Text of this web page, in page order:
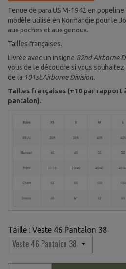
Tenue de para US M-1942 en
modèle utilisé en Normandie pour le
aux poches et aux genoux.
Tailles françaises.
Livrée avec un insigne 82nd Airborne
vous de le découdre si vous
de la 101st Airborne Division.
Tailles françaises (+10 par rapport
pantalon).
Taille : Veste 46 Pantalon 38